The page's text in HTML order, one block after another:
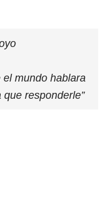
mundo hablara
responderle”